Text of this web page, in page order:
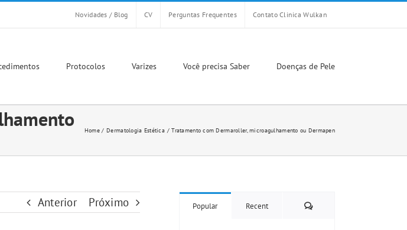
Novidades / Blog CV Perguntas Frequentes Contato Clinica Wulkan
Protocolos Varizes Você precisa Saber Doenças de Pele
Home Dermatologia Estética Tratamento com Dermaroller, microagulhamento ou Dermapen
Anterior Próximo Popular Recent Comments